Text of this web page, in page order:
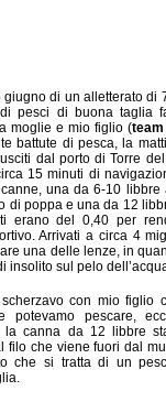
giugno di un alletterato di
pesci di buona taglia
moglie e mio figlio (
battute di pesca, la
dal porto di Torre
15 minuti di
una da 6-10 libbre
di poppa e una da 12
erano del 0,40 per
Arrivati a circa 4
una delle lenze, in
insolito sul pelo
scherzavo con mio figlio
potevamo pescare,
la canna da 12 libbre
filo che viene fuori dal
che si tratta di un